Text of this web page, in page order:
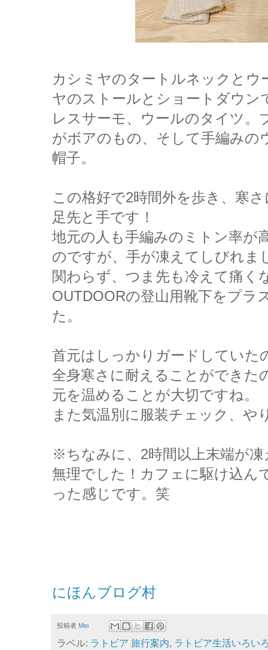
カシミヤのタートルネックとウ
ヤのストールとショートダウン
レスサーモ、ウールのタイツ。
がボアのもの、そして手編みの
帽子。
この格好で2時間外を歩き、寒
足先と手です！
地元の人も手編みのミトン率が
のですが、手が凍えてしびれま
関わらず、つま先も冷えて痛く
OUTDOORの登山用靴下をプラ
た。
首元はしっかりガードしていた
全身寒さに耐えることができた
元を温めることが大切ですね。
また気温別に服装チェック、や
※ちなみに、2時間以上末端が
無理でした！カフェに駆け込ん
った感じです。笑
にほんブログ村
投稿者 Mei
ラベル: ラトビア 旅行案内, ラトビア生活いろい